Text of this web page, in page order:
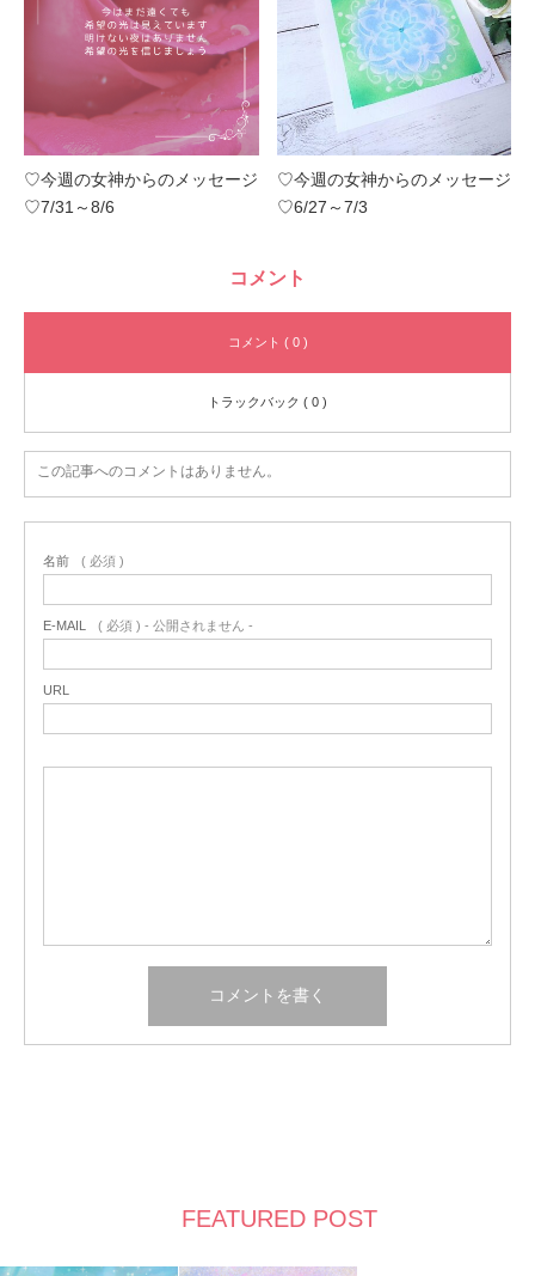
♡今週の女神からのメッセージ
♡7/31～8/6
♡今週の女神からのメッセージ
♡6/27～7/3
コメント
コメント ( 0 )
トラックバック ( 0 )
この記事へのコメントはありません。
名前 ( 必須 )
E-MAIL ( 必須 ) - 公開されません -
URL
FEATURED POST